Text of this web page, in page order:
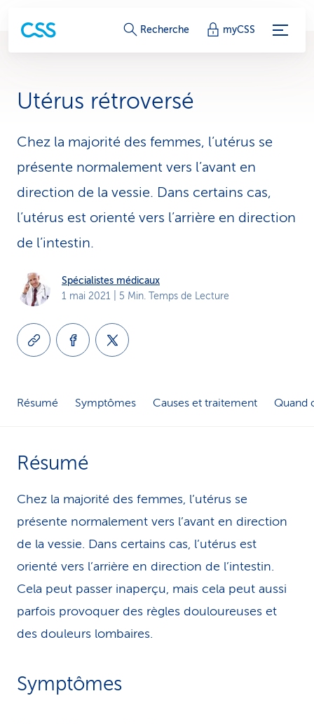
L
s
d
e
s
r
i
Recherche myCSS
Utérus rétroversé
Chez la majorité des femmes, l’utérus se
présente normalement vers l’avant en
direction de la vessie. Dans certains cas,
l’utérus est orienté vers l’arrière en direction
de l’intestin.
Spécialistes médicaux
1 mai 2021 | 5 Min. Temps de Lecture
Résumé Symptômes Causes et traitement Quand
Résumé
Chez la majorité des femmes, l’utérus se
présente normalement vers l’avant en direction
de la vessie. Dans certains cas, l’utérus est
orienté vers l’arrière en direction de l’intestin.
Cela peut passer inaperçu, mais cela peut aussi
parfois provoquer des règles douloureuses et
des douleurs lombaires.
Symptômes